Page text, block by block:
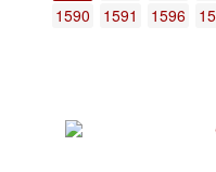
1590
1591 1596